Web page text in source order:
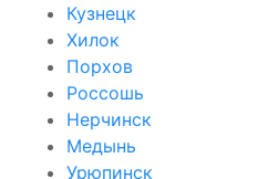
Кузнецк
Хилок
Порхов
Россошь
Нерчинск
Медынь
Урюпинск